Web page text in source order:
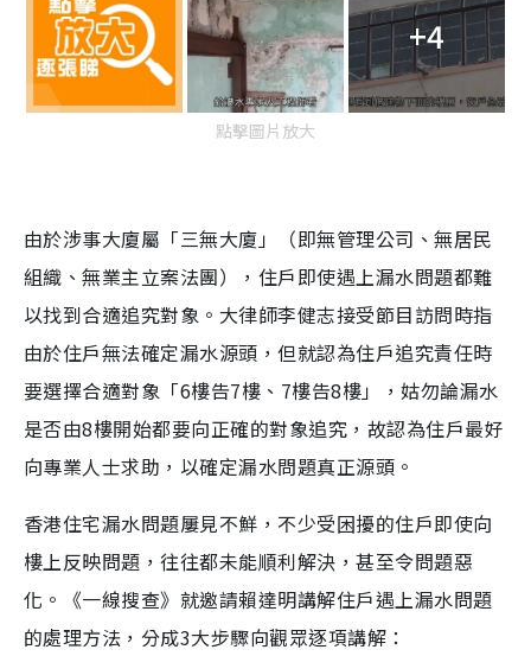
+4
點擊圖片放大
由於涉事大廈屬「三無大廈」（即無管理公司、無居民
組織、無業主立案法團），住戶即使遇上漏水問題都難
以找到合適追究對象。大律師李健志接受節目訪問時指
由於住戶無法確定漏水源頭，但就認為住戶追究責任時
要選擇合適對象「6樓告7樓、7樓告8樓」，姑勿論漏水
是否由8樓開始都要向正確的對象追究，故認為住戶最好
向專業人士求助，以確定漏水問題真正源頭。
香港住宅漏水問題屢見不鮮，不少受困擾的住戶即使向
樓上反映問題，往往都未能順利解決，甚至令問題惡
化。《一線搜查》就邀請賴達明講解住戶遇上漏水問題
的處理方法，分成3大步驟向觀眾逐項講解：